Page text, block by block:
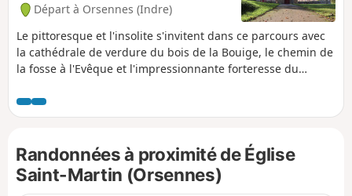
Départ à Orsennes (Indre)
Le pittoresque et l'insolite s'invitent dans ce parcours avec
la cathédrale de verdure du bois de la Bouige, le chemin de
la fosse à l'Evêque et l'impressionnante forteresse du
Randonnées à proximité de Église
Saint-Martin (Orsennes)